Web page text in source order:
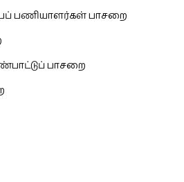
பணியாளர்கள் பாசறை
பாசறை